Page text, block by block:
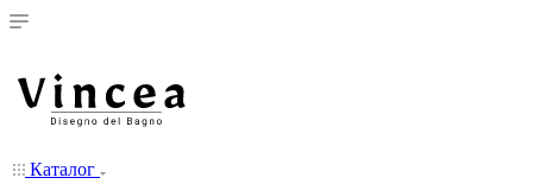
Каталог